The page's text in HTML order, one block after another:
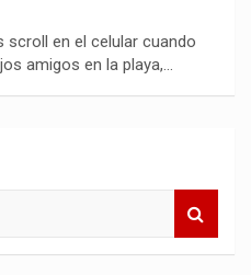
en el celular cuando
amigos en la playa,…